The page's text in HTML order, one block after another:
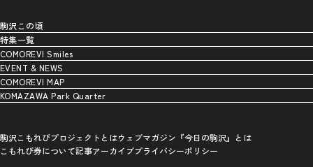
駒沢この頃
特集一覧
COMOREVI Smiles
EVENT & NEWS
COMOREVI MAP
KOMAZAWA Park Quarter
駒沢こもれびプロジェクトとはウェブマガジン『今日の駒沢』とは
こもれび券について記事アーカイブプライバシーポリシー